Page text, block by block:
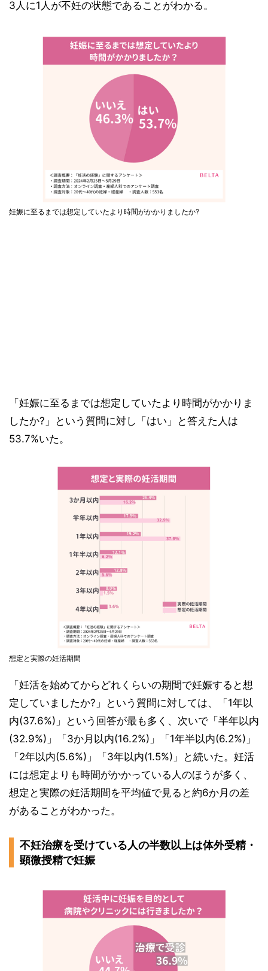
3人に1人が不妊の状態であることがわかる。
妊娠に至るまでは想定していたより時間がかかりましたか?
「妊娠に至るまでは想定していたより時間がかかりま
したか?」という質問に対し「はい」と答えた人は
53.7%いた。
想定と実際の妊活期間
「妊活を始めてからどれくらいの期間で妊娠すると想
定していましたか?」という質問に対しては、「1年以
内(37.6%)」という回答が最も多く、次いで「半年以内
(32.9%)」「3か月以内(16.2%)」「1年半以内(6.2%)」
「2年以内(5.6%)」「3年以内(1.5%)」と続いた。妊活
には想定よりも時間がかかっている人のほうが多く、
想定と実際の妊活期間を平均値で見ると約6か月の差
があることがわかった。
不妊治療を受けている人の半数以上は体外受精・
顕微授精で妊娠